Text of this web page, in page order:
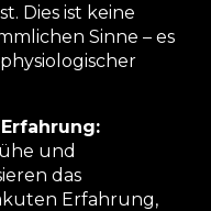
Dies ist keine
Sinne – es
und
das
Erfahrung,